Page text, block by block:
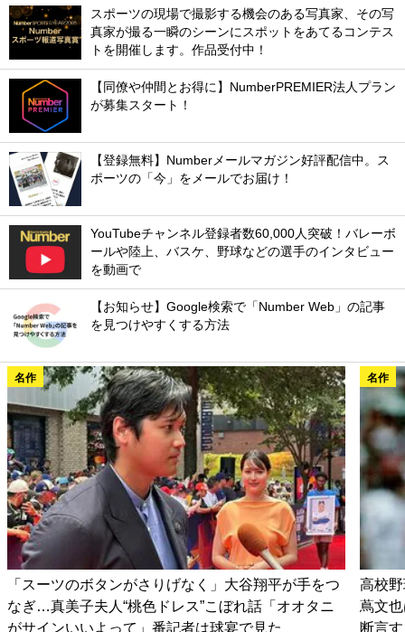
スポーツの現場で撮影する機会のある写真家、その写
真家が撮る一瞬のシーンにスポットをあてるコンテス
トを開催します。作品受付中！
【同僚や仲間とお得に】NumberPREMIER法人プラン
が募集スタート！
【登録無料】Numberメールマガジン好評配信中。ス
ポーツの「今」をメールでお届け！
YouTubeチャンネル登録者数60,000人突破！バレーボ
ールや陸上、バスケ、野球などの選手のインタビュー
を動画で
【お知らせ】Google検索で「Number Web」の記事
を見つけやすくする方法
名作
「スーツのボタンがさりげなく」大谷翔平が手をつ
なぎ…真美子夫人“桃色ドレス”こぼれ話「オオタニ
がサインいいよって」番記者は球宴で見た
名作
高校
蔦文
断言